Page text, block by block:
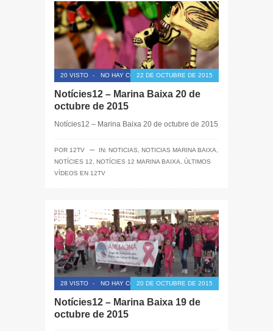
20 VISTO - NO HAY COMENTARIOS22 DE OCTUBRE DE 2015
Notícies12 – Marina Baixa 20 de
octubre de 2015
Notícies12 – Marina Baixa 20 de octubre de 2015
POR 12TV ─ IN: NOTICIAS NOTICIAS MARINA BAIXA
NOTÍCIES 12
NOTÍCIES 12 MARINA BAIXA
ÚLTIMOS
VÍDEOS EN 12TV
28 VISTO - NO HAY COMENTARIOS20 DE OCTUBRE DE 2015
Notícies12 – Marina Baixa 19 de
octubre de 2015